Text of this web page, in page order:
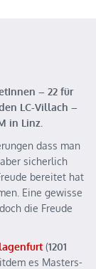
– 22 für
LC-Villach –
in Linz.
dass man
sicherlich
bereitet hat
Eine gewisse
die Freude
(1201
es Masters-